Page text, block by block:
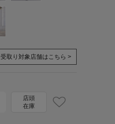
受取り対象店舗はこちら >
店頭
在庫